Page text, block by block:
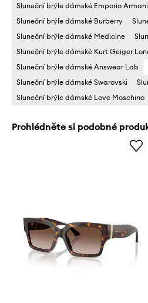
Sluneční brýle dámské Emporio Armani
Sluneční brýle dámské Burberry
Sluneční brýle dámské Medicine
Sluneční brýle dámské Kurt Geiger
Sluneční brýle dámské Answear Lab
Sluneční brýle dámské Swarovski
Sluneční brýle dámské Love Moschino
Prohlédněte si podobné